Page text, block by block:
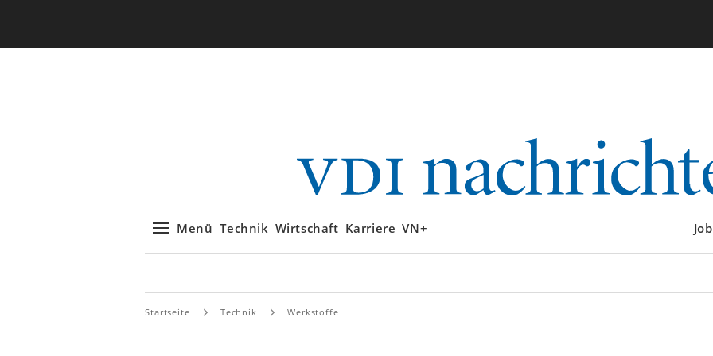
Menü Technik Wirtschaft Karriere VN+
Startseite Technik Werkstoffe